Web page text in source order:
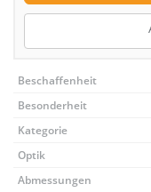
Beschaffenheit
Besonderheit
Kategorie
Optik
Abmessungen